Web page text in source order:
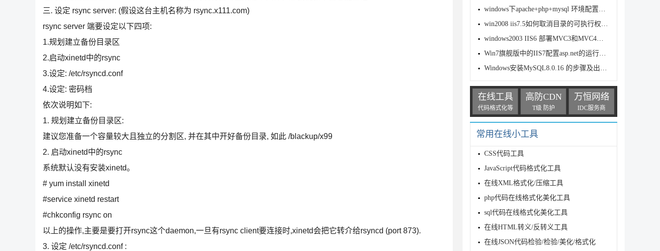
三. 设定 rsync server: (假设这台主机名称为 rsync.x111.com)
rsync server 端要设定以下四项:
1.规划建立备份目录区
2.启动xinetd中的rsync
3.设定: /etc/rsyncd.conf
4.设定: 密码档
依次说明如下:
1. 规划建立备份目录区:
建议您准备一个容量较大且独立的分割区, 并在其中开好备份目录, 如此 /blackup/x99
2. 启动xinetd中的rsync
系统默认没有安装xinetd。
# yum install xinetd
#service xinetd restart
#chkconfig rsync on
以上的操作,主要是要打开rsync这个daemon,一旦有rsync client要连接时,xinetd会把它转介给rsyncd (port 873).
3. 设定 /etc/rsyncd.conf :
windows下apache+php+mysql 环境配置方法
win2008 iis7.5如何取消目录的可执行权限具体操作图文
windows2003 IIS6 部署MVC3和MVC4程序的方法
Win7旗舰版中的IIS7配置asp.net的运行环境
Windows安装MySQL8.0.16 的步骤及出现错误问题解决方法
在线工具
代码格式化等
高防CDN
T级 防护
万恒网络
IDC服务商
常用在线小工具
CSS代码工具
JavaScript代码格式化工具
在线XML格式化/压缩工具
php代码在线格式化美化工具
sql代码在线格式化美化工具
在线HTML转义/反转义工具
在线JSON代码检验/检验/美化/格式化